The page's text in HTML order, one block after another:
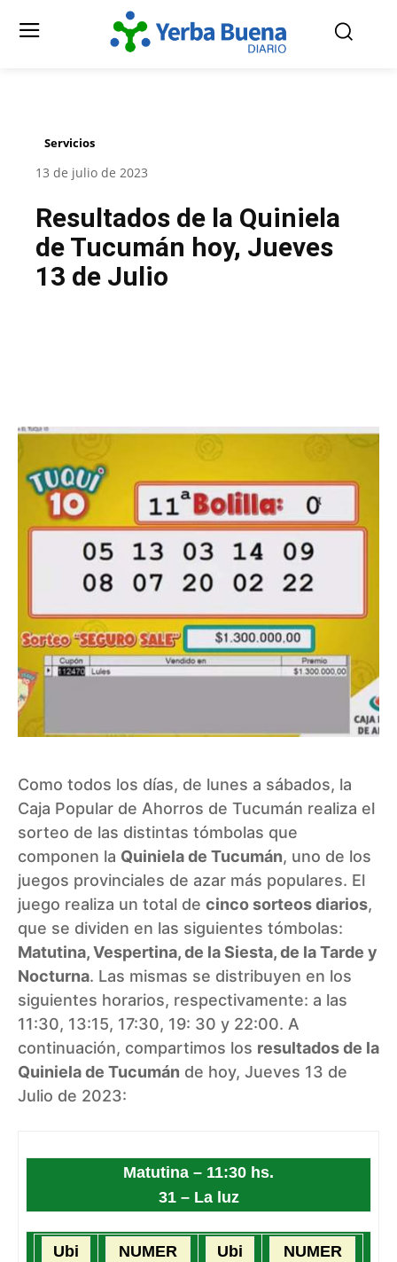
Servicios
13 de julio de 2023
Resultados de la Quiniela
de Tucumán hoy, Jueves
13 de Julio
Como todos los días, de lunes a sábados, la
Caja Popular de Ahorros de Tucumán realiza el
sorteo de las distintas tómbolas que
componen la Quiniela de Tucumán, uno de los
juegos provinciales de azar más populares. El
juego realiza un total de cinco sorteos diarios,
que se dividen en las siguientes tómbolas:
Matutina, Vespertina, de la Siesta, de la Tarde y
Nocturna. Las mismas se distribuyen en los
siguientes horarios, respectivamente: a las
11:30, 13:15, 17:30, 19: 30 y 22:00. A
continuación, compartimos los resultados de la
Quiniela de Tucumán de hoy, Jueves 13 de
Julio de 2023:
Matutina – 11:30 hs.
31 – La luz
Ubi
NUMER
Ubi
NUMER